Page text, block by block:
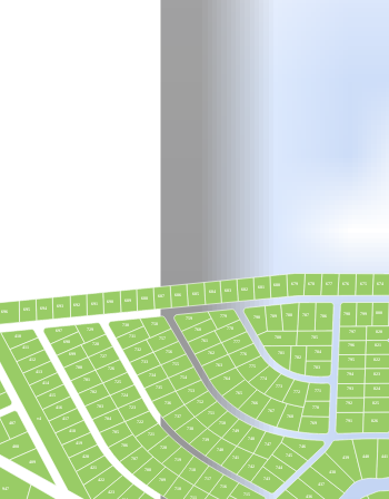
407
408
409
410
411
412
413
414
415
416
417
418
419
420
421
422
423
436
437
438
439 440 441
т4
674
675
676
677
678
679
680
681
682
683
684
685
686
687
688
689
690
691
692
693
694
695
696
697
698
699
700
701
702
703
704
705
706
707
708
709
710
711
715
716
717
718
719
720
721
722
723
724
725
726
727
728
729
730
731
732
733
734
735
736
737
738
739
740
741
742
743
744
745
746
747
748
749
750
751
752
753
754
755
756
757
758
759
760
761
762
763
764
765
766
767
768
769
770
771
772
773
774
775
776
777
778
779 790
780
781
782
783
784
785
786
787
788
789
791
792
793
794
795
796
797
798 799 800
820
821
822
823
824
825
826
947